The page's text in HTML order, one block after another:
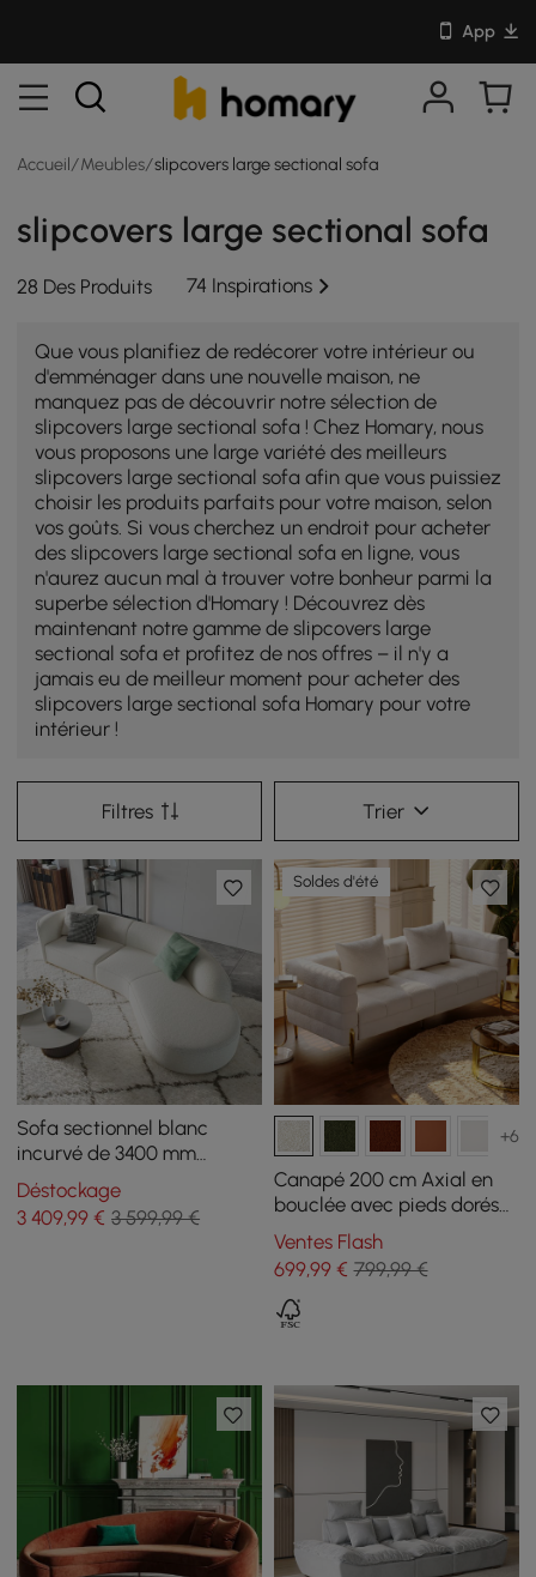
App
Accueil/ Meubles/slipcovers large sectional sofa
slipcovers large sectional sofa
28 Des Produits 74 Inspirations
Que vous planifiez de redécorer votre intérieur ou
d'emménager dans une nouvelle maison, ne
manquez pas de découvrir notre sélection de
slipcovers large sectional sofa ! Chez Homary, nous
vous proposons une large variété des meilleurs
slipcovers large sectional sofa afin que vous puissiez
choisir les produits parfaits pour votre maison, selon
vos goûts. Si vous cherchez un endroit pour acheter
des slipcovers large sectional sofa en ligne, vous
n'aurez aucun mal à trouver votre bonheur parmi la
superbe sélection d'Homary ! Découvrez dès
maintenant notre gamme de slipcovers large
sectional sofa et profitez de nos offres – il n'y a
jamais eu de meilleur moment pour acheter des
slipcovers large sectional sofa Homary pour votre
intérieur !
Filtres Trier
Sofa sectionnel blanc
incurvé de 3400 mm
Canapé au sol 5 places
rembourré en fausse
fourrure de polyester
Déstockage
3 409,99 € 3 599,99 €
Soldes d'été
+6
Canapé 200 cm Axial en
bouclée avec pieds dorés
et coussins, Lot de 2
Ventes Flash
699,99€ 799,99 €